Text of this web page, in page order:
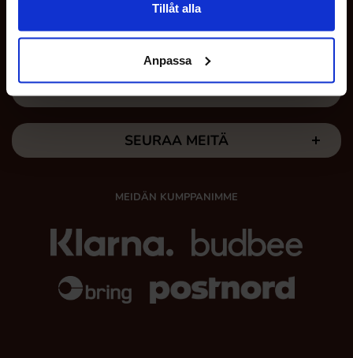
Tillåt alla
Anpassa
OMAT SIVUT
TÄÄLLÄ ME OLEMME
SEURAA MEITÄ
MEIDÄN KUMPPANIMME